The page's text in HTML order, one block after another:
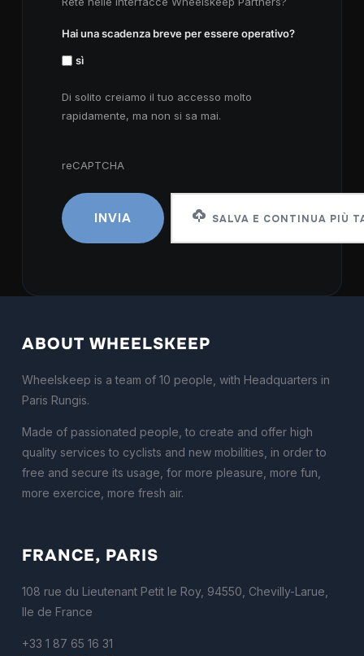
Hai una scadenza breve per essere operativo?
sì
Di solito creiamo il tuo accesso molto
rapidamente, ma non si sa mai.
reCAPTCHA
SALVA E CONTINUA PIÙ
ABOUT WHEELSKEEP
Wheelskeep is a team of 10 people, with Headquarters in
Paris Rungis.
Made of passionated people, to create and offer high
quality services to cyclists and new mobilities, in order to
free and secure its usage, for more pleasure, more fun,
more exercice, more fresh air.
FRANCE, PARIS
108 rue du Lieutenant Petit le Roy, 94550, Chevilly-Larue,
Ile de France
+33 1 87 65 16 31